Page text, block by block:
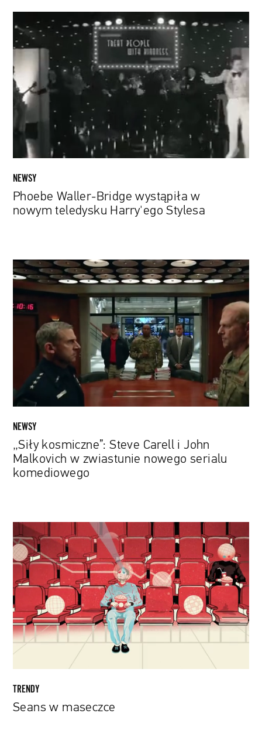
Waller-
Bridge
wystąpiła
w
nowym
teledysku
Stylesa
NEWSY
Phoebe Waller-Bridge wystąpiła w
nowym teledysku Harry'ego Stylesa
„Siły
kosmiczne”:
Carell
zwiastunie
nowego
serialu
komediowego
NEWSY
„Siły kosmiczne”: Steve Carell i John
Malkovich w zwiastunie nowego serialu
komediowego
Seans
w
maseczce
TRENDY
Seans w maseczce